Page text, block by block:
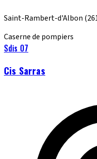
Saint-Rambert-d'Albon
Caserne de pompiers
Sdis 07
Cis Sarras